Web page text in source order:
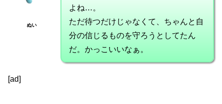
ぬい
よね…。
ただ待つだけじゃなくて、ちゃんと自
分の信じるものを守ろうとしてたん
だ。かっこいいなぁ。
[ad]